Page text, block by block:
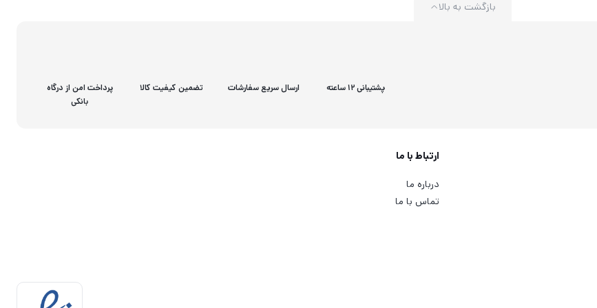
بازگشت به بالا
پشتیبانی 12 ساعته ارسال سریع سفارشات تضمین کیفیت کالا
پرداخت امن از درگاه
بانکی
ارتباط با ما
درباره ما
تماس با ما